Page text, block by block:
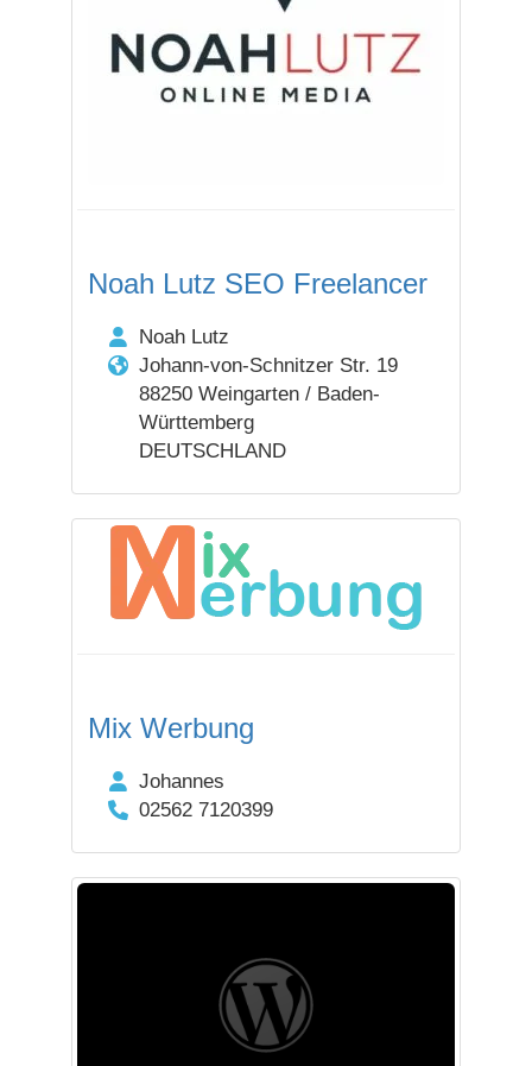
Noah Lutz SEO Freelancer
Noah Lutz
Johann-von-Schnitzer Str. 19
88250 Weingarten / Baden-
Württemberg
DEUTSCHLAND
Mix Werbung
Johannes
02562 7120399